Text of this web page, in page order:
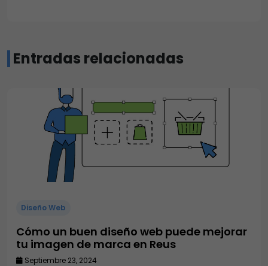
Entradas relacionadas
Diseño Web
Cómo un buen diseño web puede mejorar
tu imagen de marca en Reus
Septiembre 23, 2024